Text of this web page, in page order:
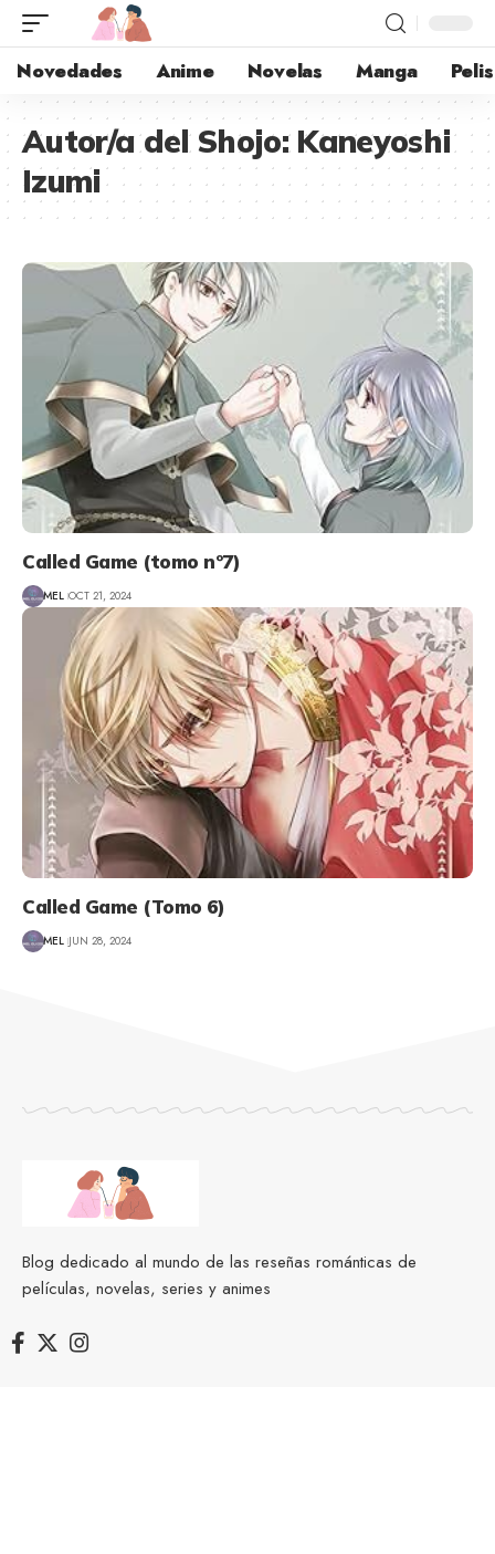
Novedades Anime Novelas Manga Pelis
Autor/a del Shojo: Kaneyoshi
Izumi
Called Game (tomo nº7)
MEL OCT 21, 2024
Called Game (Tomo 6)
MEL JUN 28, 2024
Blog dedicado al mundo de las reseñas románticas de
películas, novelas, series y animes